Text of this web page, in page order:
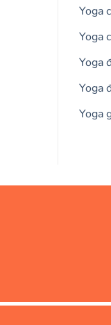
Yoga
Yoga
Yoga
Yoga
Yoga